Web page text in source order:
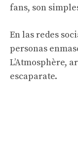
fans, son
En las redes
personas
L’Atmosphère,
escaparate.